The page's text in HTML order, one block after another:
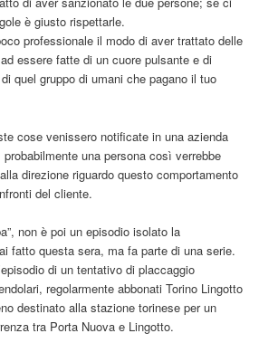
è giusto rispettarle.
professionale il modo di aver trattato delle
essere fatte di un cuore pulsante e di
quel gruppo di umani che pagano il tuo
cose venissero notificate in una azienda
una persona così verrebbe
direzione riguardo questo comportamento
del cliente.
non è poi un episodio isolato la
fatto questa sera, ma fa parte di una serie.
di un tentativo di placcaggio
regolarmente abbonati Torino Lingotto
destinato alla stazione torinese per un
tra Porta Nuova e Lingotto.